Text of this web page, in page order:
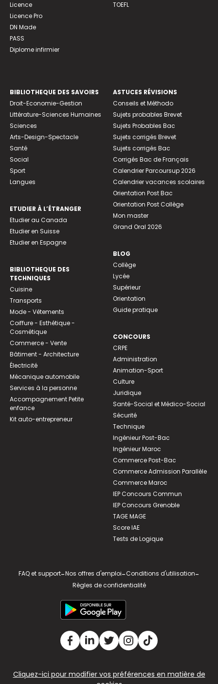
Licence
Licence Pro
DN Made
PASS
Diplome infirmier
TOEFL
BIBLIOTHEQUE DES SAVOIRS
Droit-Economie-Gestion
Littérature-Sciences Humaines
Sciences
Arts-Design-Spectacle
Santé
Social
Sport
Langues
ETUDIER À L’ÉTRANGER
Etudier au Canada
Etudier en Suisse
Etudier en Espagne
BIBLIOTHEQUE DES
TECHNIQUES
Cuisine
Transports
Mode - Vêtements
Coiffure - Esthétique -
Cosmétique
Commerce - Vente
Bâtiment - Architecture
Électricité
Mécanique automobile
Services à la personne
Accompagnement Petite
enfance
Kit auto-entrepreneur
ASTUCES RÉVISIONS
Conseils et Méthodo
Sujets probables Brevet
Sujets Probables Bac
Sujets corrigés Brevet
Sujets corrigés Bac
Corrigés Bac de Français
Calendrier Parcoursup 2026
Calendrier vacances scolaires
Orientation Post Bac
Orientation Post Collège
Mon master
Grand Oral 2026
BLOG
Collège
Lycée
Supérieur
Orientation
Guide pratique
CONCOURS
CRPE
Administration
Animation-Sport
Culture
Juridique
Santé-Social et Médico-Social
Sécurité
Technique
Ingénieur Post-Bac
Ingénieur Maroc
Commerce Post-Bac
Commerce Admission Parallèle
Commerce Maroc
IEP Concours Commun
IEP Concours Grenoble
TAGE MAGE
Score IAE
Tests de Logique
FAQ et support-Nos offres d'emploi-Conditions d'utilisation-
Règles de confidentialité
Cliquez-ici pour modifier vos préférences en matière de